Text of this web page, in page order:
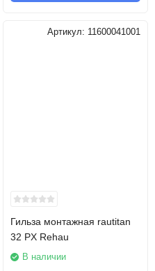
Артикул: 11600041001
Гильза монтажная rautitan
32 PX Rehau
В наличии